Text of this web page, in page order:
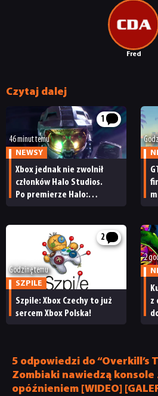
JUŻ
Fred
Czytaj dalej
1
46 minut temu
NEWSY
Xbox jednak nie zwolnił
członków Halo Studios.
Po premierze Halo:
2
Godzinę temu
SZPILE
Szpile: Xbox Czechy to już
sercem Xbox Polska!
2
z
5 odpowiedzi do “Overkill’s
Zombiaki nawiedzą konsole
opóźnieniem [WIDEO]